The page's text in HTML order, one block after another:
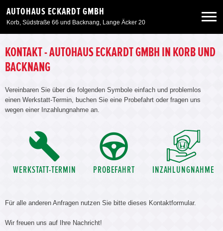
AUTOHAUS ECKARDT GMBH
Korb, Südstraße 66 und Backnang, Lange Äcker 20
Neuwagen
Angebote
Service & Zubehör
Unser Autohaus
KONTAKT - AUTOHAUS ECKARDT GMBH IN KORB UND
BACKNANG
Vereinbaren Sie über die folgenden Symbole einfach und problemlos
einen Werkstatt-Termin, buchen Sie eine Probefahrt oder fragen uns
wegen einer Inzahlungnahme an.
WERKSTATT-TERMIN PROBEFAHRT INZAHLUNGNAHME
Für alle anderen Anfragen nutzen Sie bitte dieses Kontaktformular.
Wir freuen uns auf Ihre Nachricht!